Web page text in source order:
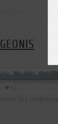
GEONIS